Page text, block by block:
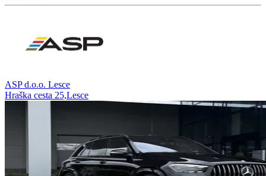
ASP d.o.o. Lesce
Hraška cesta 25,Lesce